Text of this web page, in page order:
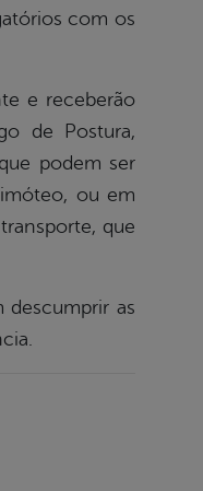
com os
e receberão
de Postura,
podem ser
ou em
que
descumprir as